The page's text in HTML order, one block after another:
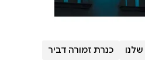
כנרת זמורה דביר